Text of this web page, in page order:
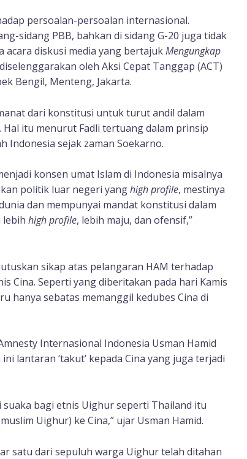
persoalan-persoalan internasional.
sidang PBB, bahkan di sidang G-20 juga tidak
acara diskusi media yang bertajukMengungkap
oleh Aksi Cepat Tanggap (ACT)
Bengil, Menteng, Jakarta.
dari konstitusi untuk turut andil dalam
itu menurut Fadli tertuang dalam prinsip
Indonesia sejak zaman Soekarno.
konsen umat Islam di Indonesia misalnya
politik luar negeri yanghigh profile, mestinya
dan mempunyai mandat konstitusi dalam
lebih high profile, lebih maju, dan ofensif,”
sikap atas pelangaran HAM terhadap
Cina. Seperti yang diberitakan pada hari Kamis
hanya sebatas memanggil kedubes Cina di
Internasional Indonesia Usman Hamid
lantaran ‘takut’ kepada Cina yang juga terjadi
bagi etnis Uighur seperti Thailand itu
Uighur) ke Cina,” ujar Usman Hamid.
satu dari sepuluh warga Uighur telah ditahan